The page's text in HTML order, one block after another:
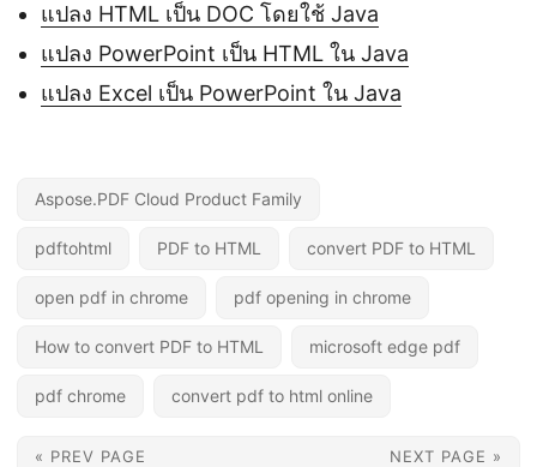
แปลง HTML เป็น DOC โดยใช้ Java
แปลง PowerPoint เป็น HTML ใน Java
แปลง Excel เป็น PowerPoint ใน Java
Aspose.PDF Cloud Product Family
pdftohtml PDF to HTML convert PDF to HTML
open pdf in chrome pdf opening in chrome
How to convert PDF to HTML microsoft edge pdf
pdf chrome convert pdf to html online
« PREV PAGE NEXT PAGE »